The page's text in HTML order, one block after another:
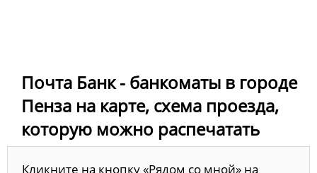
Почта Банк - банкоматы в городе
Пенза на карте, схема проезда,
которую можно распечатать
Кликните на кнопку «Рядом со мной» на